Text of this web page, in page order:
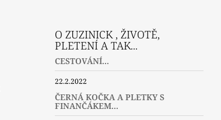
O ZUZINICK , ŽIVOTĚ,
PLETENÍ A TAK...
CESTOVÁNÍ...
22.2.2022
ČERNÁ KOČKA A PLETKY S
FINANČÁKEM...